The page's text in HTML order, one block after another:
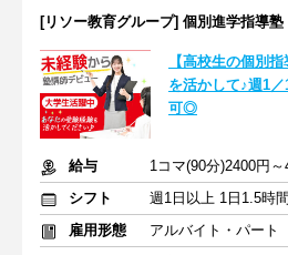
[リソー教育グループ] 個別進学指導
【高校生の個別
を活かして♪週1
可◎
給与
シフト
週1日以上 1日1.5時
雇用形態
アルバイト・パート